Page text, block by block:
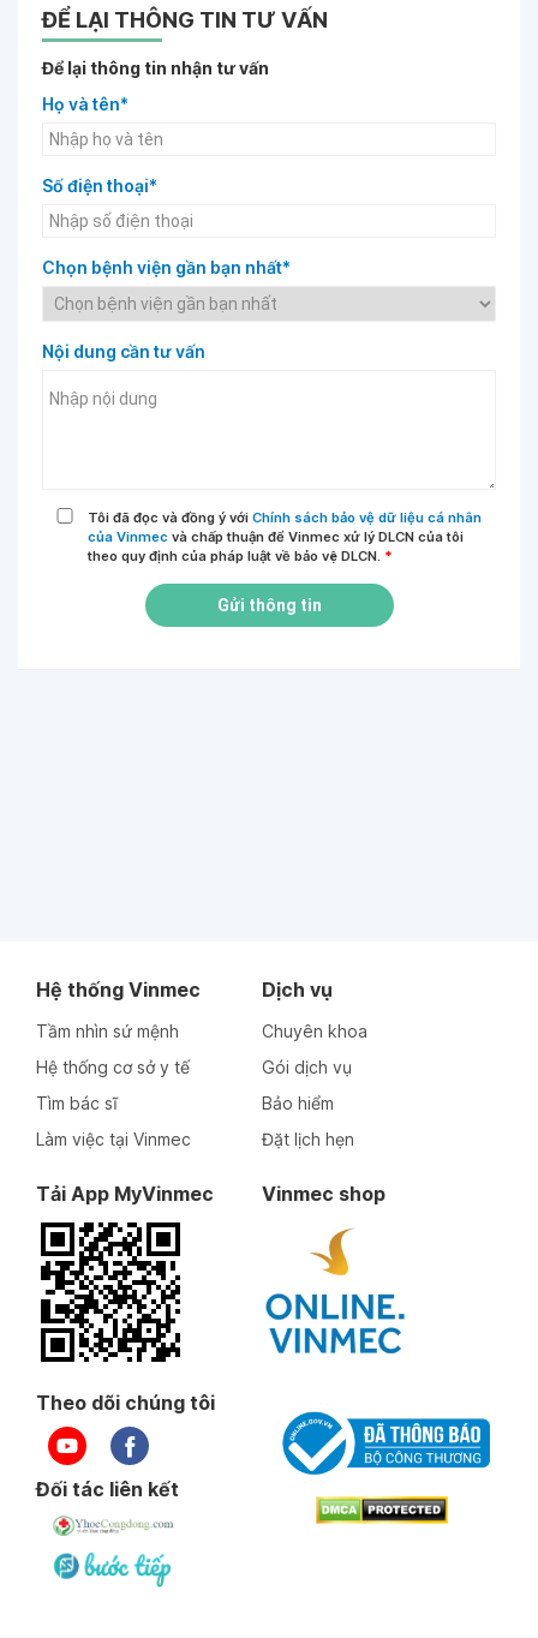
ĐỂ LẠI THÔNG TIN TƯ VẤN
Để lại thông tin nhận tư vấn
Họ và tên*
Số điện thoại*
Chọn bệnh viện gần bạn nhất*
Nội dung cần tư vấn
Tôi đã đọc và đồng ý với Chính sách bảo vệ dữ liệu cá nhân
của Vinmec và chấp thuận để Vinmec xử lý DLCN của tôi
theo quy định của pháp luật về bảo vệ DLCN. *
Gửi thông tin
Hệ thống Vinmec
Tầm nhìn sứ mệnh
Hệ thống cơ sở y tế
Tìm bác sĩ
Làm việc tại Vinmec
Dịch vụ
Chuyên khoa
Gói dịch vụ
Bảo hiểm
Đặt lịch hẹn
Tải App MyVinmec Vinmec shop
Theo dõi chúng tôi
Đối tác liên kết